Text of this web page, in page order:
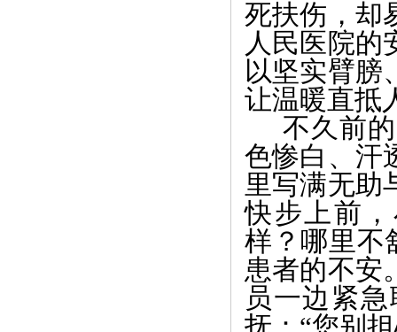
死扶伤，却
人民医院的
以坚实臂膀
让温暖直抵
不久前
色惨白、汗
里写满无助
快步上前
样？哪里不
患者的不安
员一边紧